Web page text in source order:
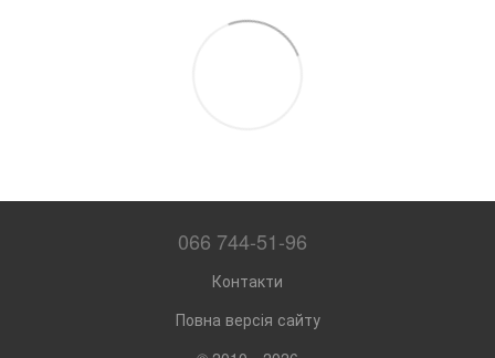
066 744-51-96
Контакти
Повна версія сайту